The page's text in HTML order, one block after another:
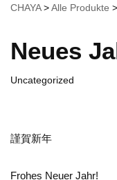
CHAYA>Alle Produkte >
Neues
Uncategorized
謹賀新年
Frohes Neuer Jahr!